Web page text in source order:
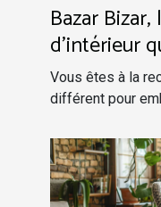
Bazar
d'intérieur
Vous êtes à la
différent pour